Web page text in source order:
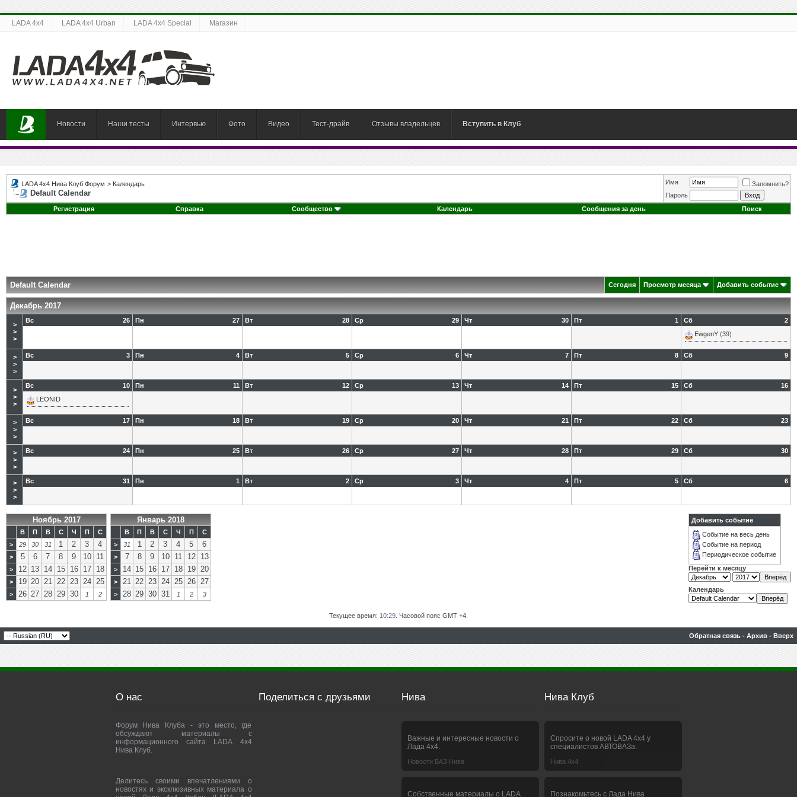
LADA 4x4 LADA 4x4 Urban LADA 4x4 Special Магазин
Новости Наши тесты Интервью Фото Видео Тест-драйв Отзывы владельцев Вступить в Клуб
LADA 4x4 Нива Клуб Форум > Календарь
Default Calendar
Имя
Запомнить?
Пароль
Регистрация
Справка Сообщество Календарь Сообщения за день Поиск
Default Calendar Сегодня Просмотр месяца Добавить событие
Декабрь 2017
>
>
>
26
Вс 27
Пн 28
Вт 29
Ср 30
Чт 1
Пт 2
Сб
EwgenY (39)
>
>
>
3
Вс 4
Пн 5
Вт 6
Ср 7
Чт 8
Пт 9
Сб
>
>
>
10
Вс
LEONID
11
Пн 12
Вт 13
Ср 14
Чт 15
Пт 16
Сб
>
>
>
17
Вс 18
Пн 19
Вт 20
Ср 21
Чт 22
Пт 23
Сб
>
>
>
24
Вс 25
Пн 26
Вт 27
Ср 28
Чт 29
Пт 30
Сб
>
>
>
31
Вс 1
Пн 2
Вт 3
Ср 4
Чт 5
Пт 6
Сб
Ноябрь 2017
В П В С Ч П
С
>
29 30 31 1 2 3 4
> 5 6 7 8 9 10 11
> 12 13 14 15 16 17 18
> 19 20 21 22 23 24 25
> 26 27 28 29 30 1 2
Январь 2018
В П В С Ч П
С
>
31 1 2 3 4 5 6
> 7 8 9 10 11 12 13
> 14 15 16 17 18 19 20
> 21 22 23 24 25 26 27
> 28 29 30 31 1 2 3
Добавить событие
Событие на весь день
Событие на период
Периодическое событие
Перейти к месяцу
Календарь
Текущее время: 10:29 . Часовой пояс GMT +4.
Обратная связь - Архив - Вверх
О нас
Форум Нива Клуба - это место, где
обсуждают материалы с
информационного сайта LADA 4x4
Нива Клуб.
Делитесь своими впечатлениями о
новостях и эксклюзивных материала о
Поделиться с друзьями Нива
Важные и интересные новости о
Лада 4х4.
Новости ВАЗ Нива
Собственные материалы о LADA
Нива Клуб
Спросите о новой LADA 4x4 у
специалистов АВТОВАЗа.
Нива 4х4
Познакомьтесь с Лада Нива